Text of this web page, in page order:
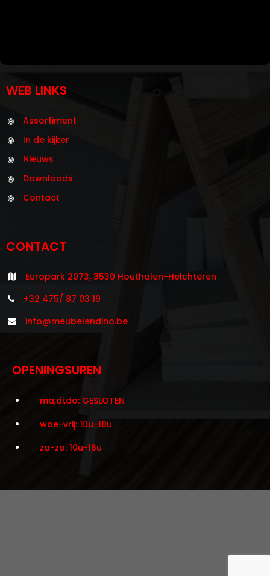
WEB LINKS
Assortiment
In de kijker
Nieuws
Downloads
Contact
CONTACT
Europark 2073, 3530 Houthalen-Helchteren
+32 475/ 87 03 19
info@meubelendino.be
OPENINGSUREN
ma,di,do: GESLOTEN
woe-vrij: 10u-18u
za-zo: 10u-16u